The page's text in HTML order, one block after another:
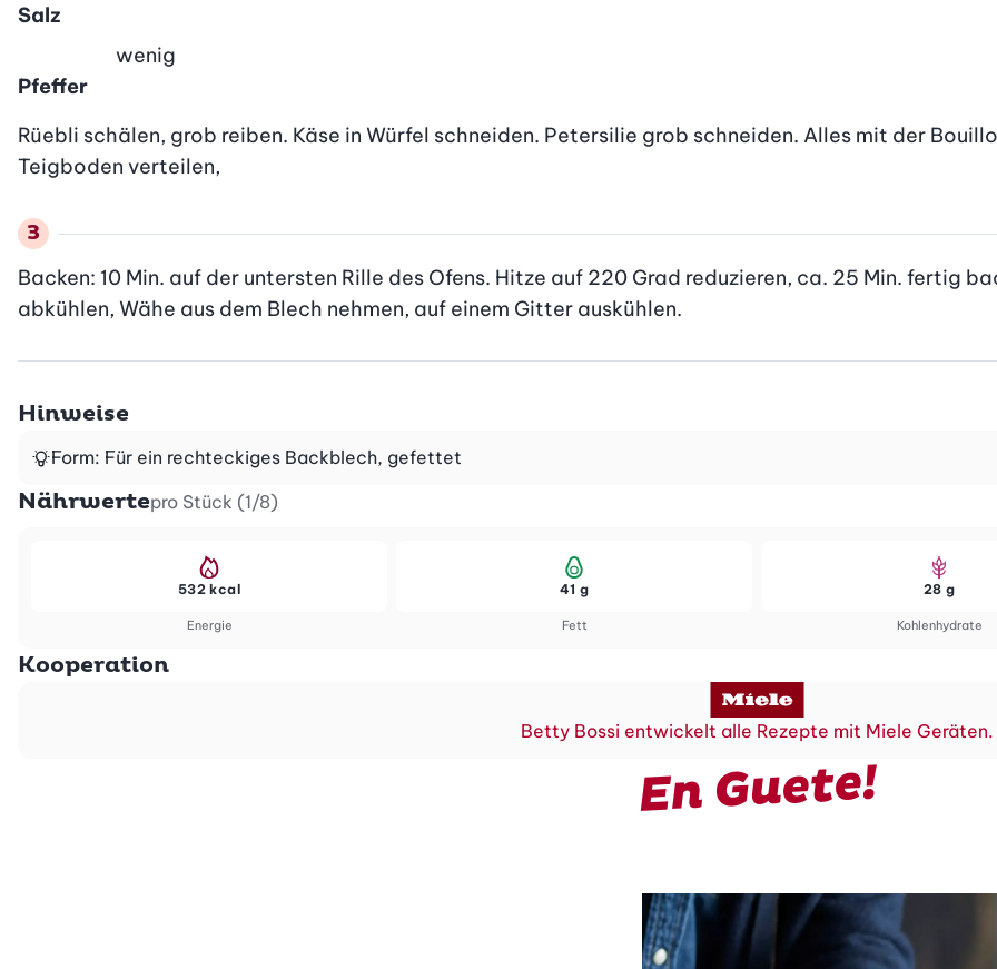
Salz
Pfeffer
wenig
Rüebli schälen, grob reiben. Käse in Würfel schneiden. Petersilie grob schneiden. Alles mit der
Teigboden verteilen,
Backen: 10 Min. auf der untersten Rille des Ofens. Hitze auf 220 Grad reduzieren, ca. 25 Min. fertig
abkühlen, Wähe aus dem Blech nehmen, auf einem Gitter auskühlen.
Hinweise
Form: Für ein rechteckiges Backblech, gefettet
Nährwertepro Stück (1/8)
Energie
532 kcal
Fett
41 g
Kohlenhydrate
28 g
Kooperation
Betty Bossi entwickelt alle Rezepte mit Miele Geräten.
En Guete!